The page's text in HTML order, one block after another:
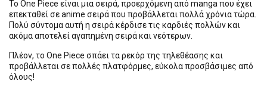
Το One Piece είναι μια σειρά, προερχόμενη από manga που έχει
επεκταθεί σε anime σειρά που προβάλλεται πολλά χρόνια τώρα.
Πολύ σύντομα αυτή η σειρά κέρδισε τις καρδιές πολλών και
ακόμα αποτελεί αγαπημένη σειρά και νεότερων.
Πλέον, το One Piece σπάει τα ρεκόρ της τηλεθέασης και
προβάλλεται σε πολλές πλατφόρμες, εύκολα προσβάσιμες από
όλους!